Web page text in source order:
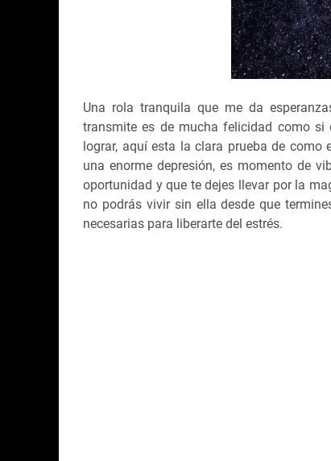
Una rola tranquila que me da
transmite es de mucha felicidad como
lograr, aquí esta la clara prueba de como
una enorme depresión, es momento de
oportunidad y que te dejes llevar por la
no podrás vivir sin ella desde que
necesarias para liberarte del estrés.